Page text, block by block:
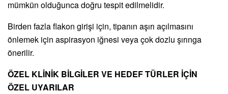
mümkün olduğunca doğru tespit edilmelidir.
Birden fazla flakon girişi için, tipanın aşırı açılmasını
önlemek için aspirasyon iğnesi veya çok dozlu şırınga
önerilir.
ÖZEL KLİNİK BİLGİLER VE HEDEF TÜRLER İÇİN
ÖZEL UYARILAR